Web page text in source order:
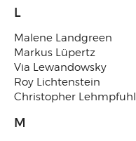
L
Malene Landgreen
Markus Lüpertz
Via Lewandowsky
Roy Lichtenstein
Christopher Lehmpfuhl
M